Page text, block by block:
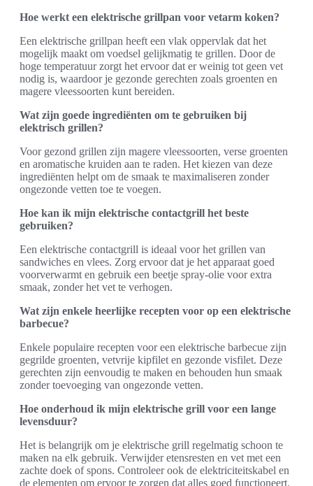
Hoe werkt een elektrische grillpan voor vetarm koken?
Een elektrische grillpan heeft een vlak oppervlak dat het
mogelijk maakt om voedsel gelijkmatig te grillen. Door de
hoge temperatuur zorgt het ervoor dat er weinig tot geen vet
nodig is, waardoor je gezonde gerechten zoals groenten en
magere vleessoorten kunt bereiden.
Wat zijn goede ingrediënten om te gebruiken bij
elektrisch grillen?
Voor gezond grillen zijn magere vleessoorten, verse groenten
en aromatische kruiden aan te raden. Het kiezen van deze
ingrediënten helpt om de smaak te maximaliseren zonder
ongezonde vetten toe te voegen.
Hoe kan ik mijn elektrische contactgrill het beste
gebruiken?
Een elektrische contactgrill is ideaal voor het grillen van
sandwiches en vlees. Zorg ervoor dat je het apparaat goed
voorverwarmt en gebruik een beetje spray-olie voor extra
smaak, zonder het vet te verhogen.
Wat zijn enkele heerlijke recepten voor op een elektrische
barbecue?
Enkele populaire recepten voor een elektrische barbecue zijn
gegrilde groenten, vetvrije kipfilet en gezonde visfilet. Deze
gerechten zijn eenvoudig te maken en behouden hun smaak
zonder toevoeging van ongezonde vetten.
Hoe onderhoud ik mijn elektrische grill voor een lange
levensduur?
Het is belangrijk om je elektrische grill regelmatig schoon te
maken na elk gebruik. Verwijder etensresten en vet met een
zachte doek of spons. Controleer ook de elektriciteitskabel en
de elementen om ervoor te zorgen dat alles goed functioneert.